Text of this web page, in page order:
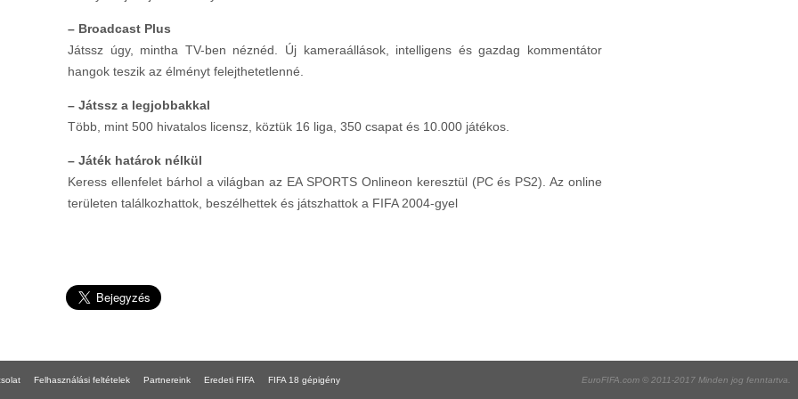
– Broadcast Plus
Játssz úgy, mintha TV-ben néznéd. Új kameraállások, intelligens és gazdag kommentátor
hangok teszik az élményt felejthetetlenné.
– Játssz a legjobbakkal
Több, mint 500 hivatalos licensz, köztük 16 liga, 350 csapat és 10.000 játékos.
– Játék határok nélkül
Keress ellenfelet bárhol a világban az EA SPORTS Onlineon keresztül (PC és PS2). Az online
területen találkozhattok, beszélhettek és játszhattok a FIFA 2004-gyel
EuroFIFA.com © 2011-2017 Minden jog fenntartva.
Felhasználási feltételek Partnereink Eredeti FIFA FIFA 18 gépigény